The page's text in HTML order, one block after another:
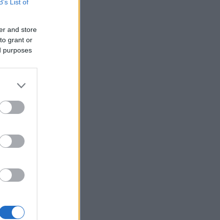
List of
and store
grant or
purposes